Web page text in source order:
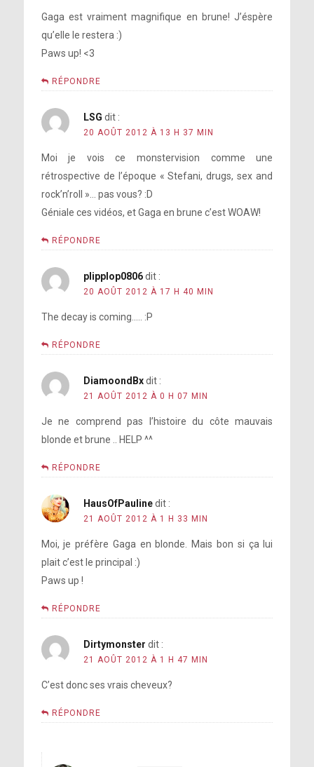
Gaga est vraiment magnifique en brune! J’éspère
qu’elle le restera :)
Paws up! <3
RÉPONDRE
LSG dit :
20 AOÛT 2012 À 13 H 37 MIN
Moi je vois ce monstervision comme une
rétrospective de l’époque « Stefani, drugs, sex and
rock’n’roll »… pas vous? :D
Géniale ces vidéos, et Gaga en brune c’est WOAW!
RÉPONDRE
plipplop0806 dit :
20 AOÛT 2012 À 17 H 40 MIN
The decay is coming….. :P
RÉPONDRE
DiamoondBx dit :
21 AOÛT 2012 À 0 H 07 MIN
Je ne comprend pas l’histoire du côte mauvais
blonde et brune .. HELP ^^
RÉPONDRE
HausOfPauline dit :
21 AOÛT 2012 À 1 H 33 MIN
Moi, je préfère Gaga en blonde. Mais bon si ça lui
plait c’est le principal :)
Paws up !
RÉPONDRE
Dirtymonster dit :
21 AOÛT 2012 À 1 H 47 MIN
C’est donc ses vrais cheveux?
RÉPONDRE